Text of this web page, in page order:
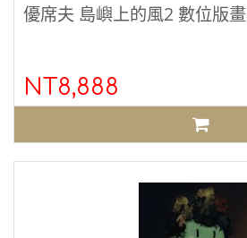
優席夫 島嶼上的風2 數位版畫
NT8,888